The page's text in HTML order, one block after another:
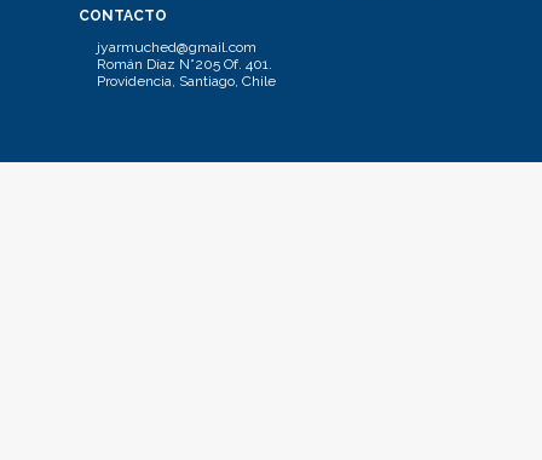
CONTACTO
jyarmuched@gmail.com
Román Díaz N°205 Of. 401.
Providencia, Santiago, Chile